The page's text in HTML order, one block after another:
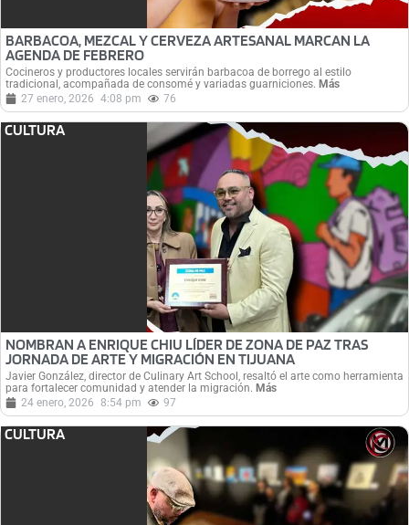
BARBACOA, MEZCAL Y CERVEZA ARTESANAL MARCAN LA
AGENDA DE FEBRERO
Cocineros y productores locales servirán barbacoa de borrego al estilo
tradicional, acompañada de consomé y variadas guarniciones. Más
27 enero, 2026 4:08 pm 76
CULTURA
NOMBRAN A ENRIQUE CHIU LÍDER DE ZONA DE PAZ TRAS
JORNADA DE ARTE Y MIGRACIÓN EN TIJUANA
Javier González, director de Culinary Art School, resaltó el arte como herramienta
para fortalecer comunidad y atender la migración. Más
24 enero, 2026 8:54 pm 97
CULTURA